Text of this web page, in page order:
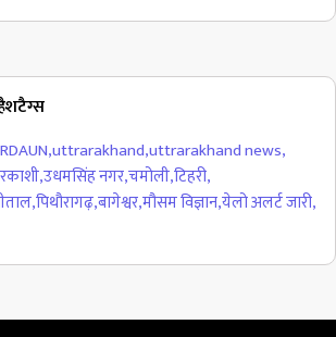
,uttrarakhand,uttrarakhand news,
,उधमसिंह नगर,चमोली,टिहरी,
,पिथौरागढ़,बागेश्वर,मौसम विज्ञान,येलो अलर्ट जारी,